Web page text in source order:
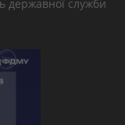
державної служби